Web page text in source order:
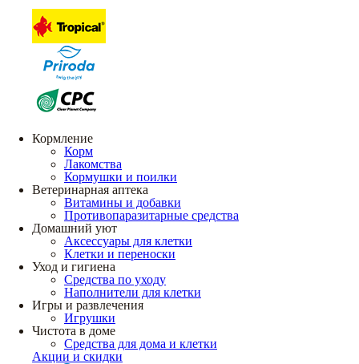
Кормление
Корм
Лакомства
Кормушки и поилки
Ветеринарная аптека
Витамины и добавки
Противопаразитарные средства
Домашний уют
Аксессуары для клетки
Клетки и переноски
Уход и гигиена
Средства по уходу
Наполнители для клетки
Игры и развлечения
Игрушки
Чистота в доме
Средства для дома и клетки
Акции и скидки